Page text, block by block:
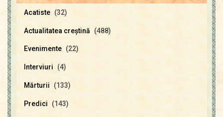
Acatiste (32)
Actualitatea creştină (488)
Evenimente (22)
Interviuri (4)
Mărturii (133)
Predici (143)